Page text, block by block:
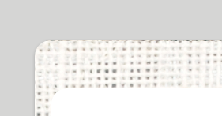
「Linuxで十分じゃね…
Linuxの市場シェア...